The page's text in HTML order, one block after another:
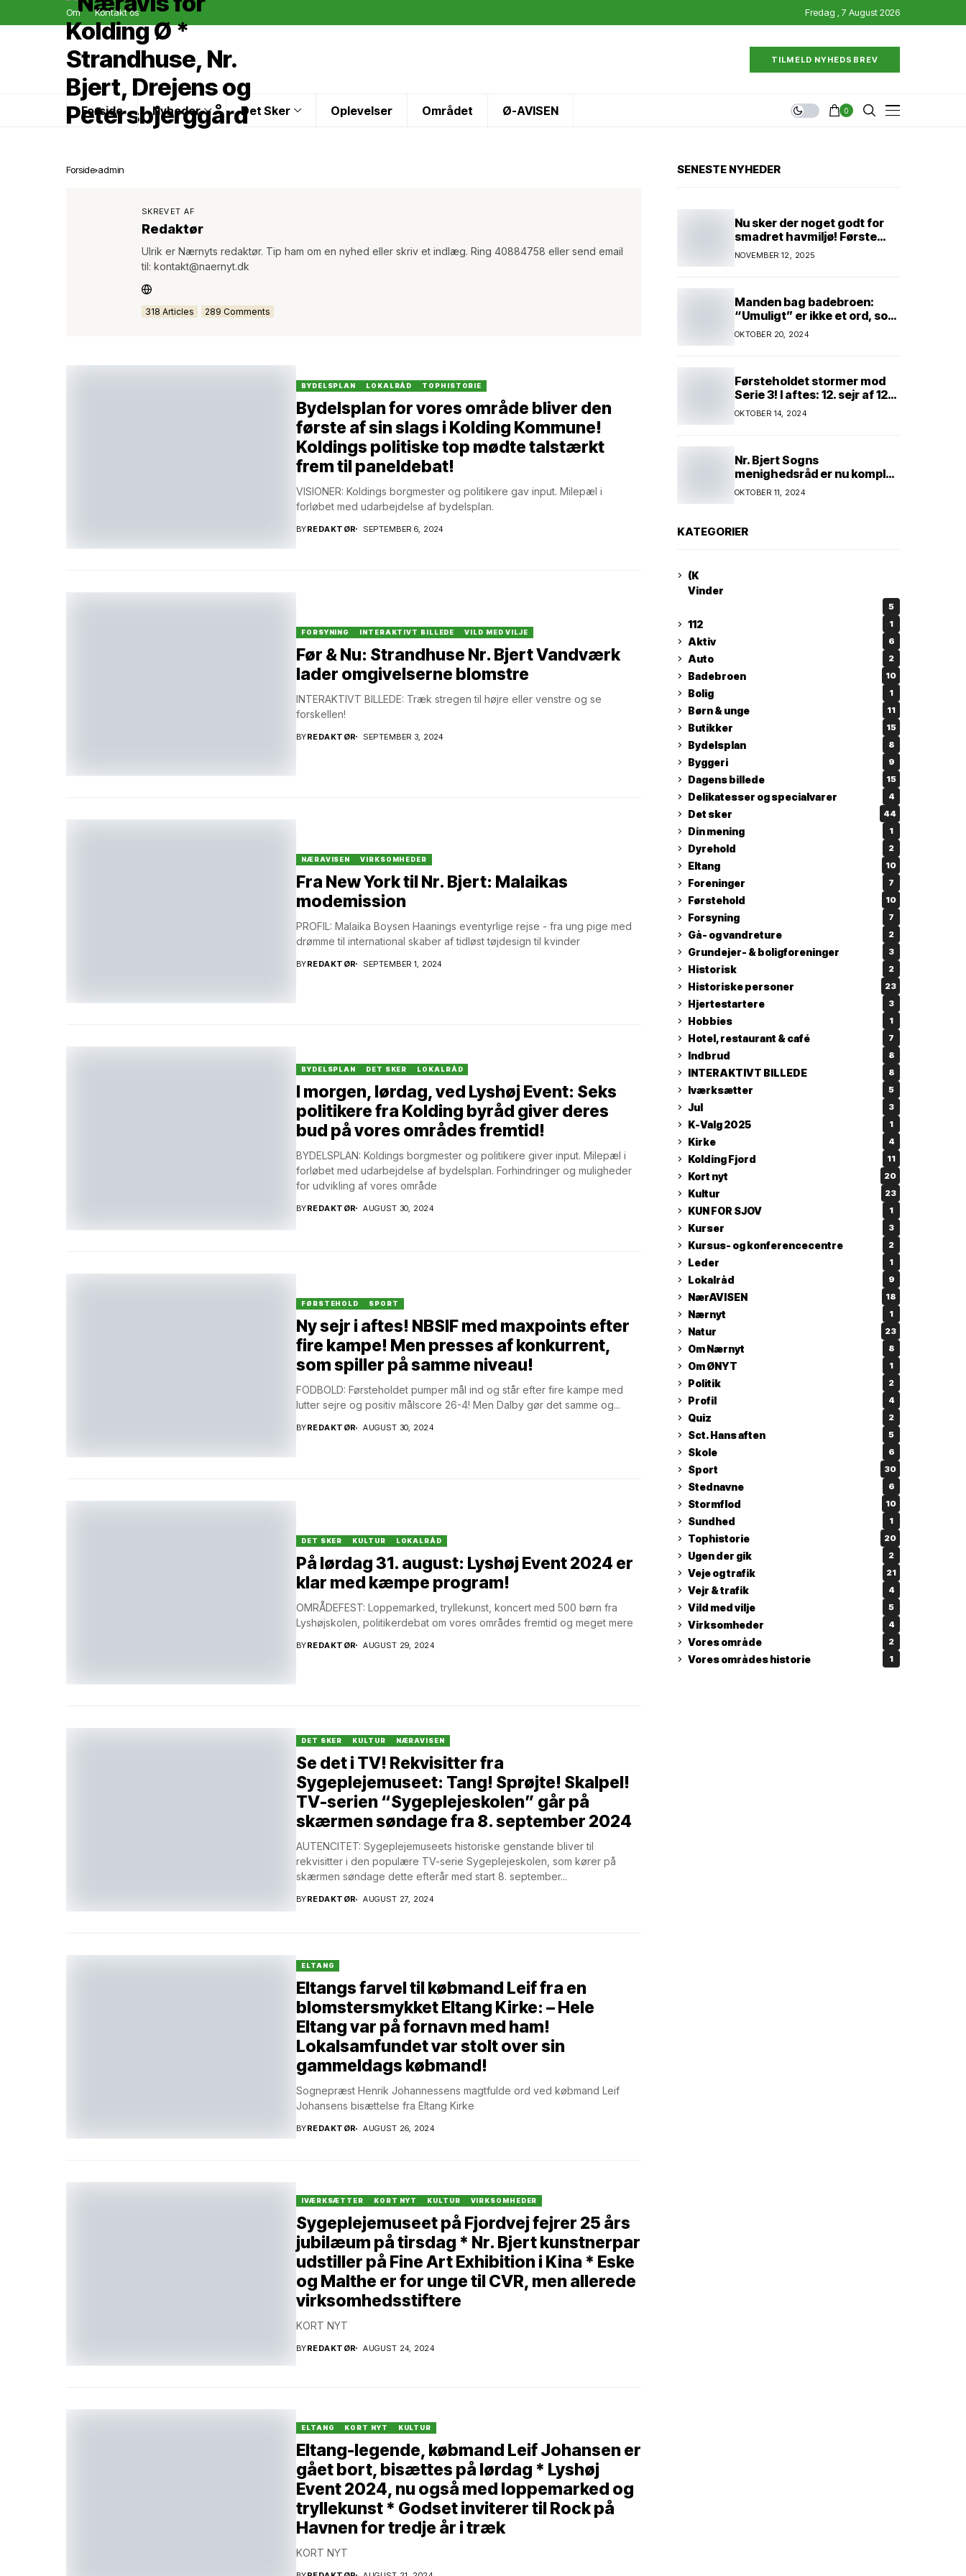
Om Kontakt os Fredag , 7 August 2026
TILMELD NYHEDSBREV
Forside Nyheder Det Sker Oplevelser Området Ø-AVISEN 0
Forside admin
SKREVET AF
Redaktør
Ulrik er Nærnyts redaktør. Tip ham om en nyhed eller skriv et indlæg. Ring 40884758 eller send email
til: kontakt@naernyt.dk
318 Articles 289 Comments
BYDELSPLAN LOKALRÅD TOPHISTORIE
Bydelsplan for vores område bliver den
første af sin slags i Kolding Kommune!
Koldings politiske top mødte talstærkt
frem til paneldebat!
VISIONER: Koldings borgmester og politikere gav input. Milepæl i
forløbet med udarbejdelse af bydelsplan.
BYREDAKTØR SEPTEMBER 6, 2024
FORSYNING INTERAKTIVT BILLEDE VILD MED VILJE
Før & Nu: Strandhuse Nr. Bjert Vandværk
lader omgivelserne blomstre
INTERAKTIVT BILLEDE: Træk stregen til højre eller venstre og se
forskellen!
BYREDAKTØR SEPTEMBER 3, 2024
NÆRAVISEN VIRKSOMHEDER
Fra New York til Nr. Bjert: Malaikas
modemission
PROFIL: Malaika Boysen Haanings eventyrlige rejse - fra ung pige med
drømme til international skaber af tidløst tøjdesign til kvinder
BYREDAKTØR SEPTEMBER 1, 2024
BYDELSPLAN DET SKER LOKALRÅD
I morgen, lørdag, ved Lyshøj Event: Seks
politikere fra Kolding byråd giver deres
bud på vores områdes fremtid!
BYDELSPLAN: Koldings borgmester og politikere giver input. Milepæl i
forløbet med udarbejdelse af bydelsplan. Forhindringer og muligheder
for udvikling af vores område
BYREDAKTØR AUGUST 30, 2024
FØRSTEHOLD SPORT
Ny sejr i aftes! NBSIF med maxpoints efter
fire kampe! Men presses af konkurrent,
som spiller på samme niveau!
FODBOLD: Førsteholdet pumper mål ind og står efter fire kampe med
lutter sejre og positiv målscore 26-4! Men Dalby gør det samme og...
BYREDAKTØR AUGUST 30, 2024
DET SKER KULTUR LOKALRÅD
På lørdag 31. august: Lyshøj Event 2024 er
klar med kæmpe program!
OMRÅDEFEST: Loppemarked, tryllekunst, koncert med 500 børn fra
Lyshøjskolen, politikerdebat om vores områdes fremtid og meget mere
BYREDAKTØR AUGUST 29, 2024
DET SKER KULTUR NÆRAVISEN
Se det i TV! Rekvisitter fra
Sygeplejemuseet: Tang! Sprøjte! Skalpel!
TV-serien “Sygeplejeskolen” går på
skærmen søndage fra 8. september 2024
AUTENCITET: Sygeplejemuseets historiske genstande bliver til
rekvisitter i den populære TV-serie Sygeplejeskolen, som kører på
skærmen søndage dette efterår med start 8. september...
BYREDAKTØR AUGUST 27, 2024
ELTANG
Eltangs farvel til købmand Leif fra en
blomstersmykket Eltang Kirke: – Hele
Eltang var på fornavn med ham!
Lokalsamfundet var stolt over sin
gammeldags købmand!
Sognepræst Henrik Johannessens magtfulde ord ved købmand Leif
Johansens bisættelse fra Eltang Kirke
BYREDAKTØR AUGUST 26, 2024
IVÆRKSÆTTER KORT NYT KULTUR VIRKSOMHEDER
Sygeplejemuseet på Fjordvej fejrer 25 års
jubilæum på tirsdag * Nr. Bjert kunstnerpar
udstiller på Fine Art Exhibition i Kina * Eske
og Malthe er for unge til CVR, men allerede
virksomhedsstiftere
KORT NYT
BYREDAKTØR AUGUST 24, 2024
ELTANG KORT NYT KULTUR
Eltang-legende, købmand Leif Johansen er
gået bort, bisættes på lørdag * Lyshøj
Event 2024, nu også med loppemarked og
tryllekunst * Godset inviterer til Rock på
Havnen for tredje år i træk
KORT NYT
SENESTE NYHEDER
Nu sker der noget godt for
smadret havmiljø! Første
konkrete projekt!
Genopretning af natur i
kroner!
NOVEMBER 12, 2025
Manden bag badebroen:
“Umuligt” er ikke et ord, som
Kim Andersen kender
OKTOBER 20, 2024
Førsteholdet stormer mod
Serie 3! I aftes: 12. sejr af 12
mulige! Kun ét hold kan
spænde ben! Afgørende
OKTOBER 14, 2024
Nr. Bjert Sogns
menighedsråd er nu komplet
* Trapholt i efterårsferien:
Kunst og kreativitet i
kunstnerpar repræsenteres
OKTOBER 11, 2024
KATEGORIER
(K
Vinder
5
112 1
Aktiv 6
Auto 2
Badebroen 10
Bolig 1
Børn & unge 11
Butikker 15
Bydelsplan 8
Byggeri 9
Dagens billede 15
Delikatesser og specialvarer 4
Det sker 44
Din mening 1
Dyrehold 2
Eltang 10
Foreninger 7
Førstehold 10
Forsyning 7
Gå- og vandreture 2
Grundejer- & boligforeninger 3
Historisk 2
Historiske personer 23
Hjertestartere 3
Hobbies 1
Hotel, restaurant & café 7
Indbrud 8
INTERAKTIVT BILLEDE 8
Iværksætter 5
Jul 3
K-Valg 2025 1
Kirke 4
Kolding Fjord 11
Kort nyt 20
Kultur 23
KUN FOR SJOV 1
Kurser 3
Kursus- og konferencecentre 2
Leder 1
Lokalråd 9
NærAVISEN 18
Nærnyt 1
Natur 23
Om Nærnyt 8
Om ØNYT 1
Politik 2
Profil 4
Quiz 2
Sct. Hans aften 5
Skole 6
Sport 30
Stednavne 6
Stormflod 10
Sundhed 1
Tophistorie 20
Ugen der gik 2
Veje og trafik 21
Vejr & trafik 4
Vild med vilje 5
Virksomheder 4
Vores område 2
Vores områdes historie 1